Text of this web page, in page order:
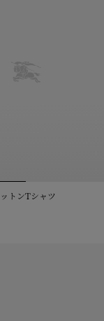
トンTシャツ